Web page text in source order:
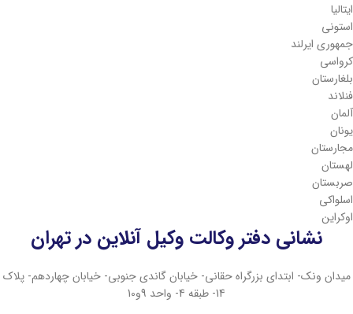
ایتالیا
استونی
جمهوری ایرلند
کرواسی
بلغارستان
فنلاند
آلمان
یونان
مجارستان
لهستان
صربستان
اسلواکی
اوکراین
نشانی دفتر وکالت وکیل آنلاین در تهران
میدان ونک- ابتدای بزرگراه حقانی- خیابان گاندی جنوبی- خیابان چهاردهم- پلاک
14- طبقه 4- واحد 9و10